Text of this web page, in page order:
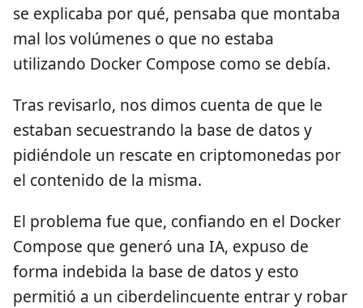
se explicaba por qué, pensaba que montaba
mal los volúmenes o que no estaba
utilizando Docker Compose como se debía.
Tras revisarlo, nos dimos cuenta de que le
estaban secuestrando la base de datos y
pidiéndole un rescate en criptomonedas por
el contenido de la misma.
El problema fue que, confiando en el Docker
Compose que generó una IA, expuso de
forma indebida la base de datos y esto
permitió a un ciberdelincuente entrar y robar